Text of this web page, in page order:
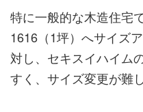
特に一般的な木造住宅
1616（1坪）へサイズ
対し、セキスイハイム
すく、サイズ変更が難